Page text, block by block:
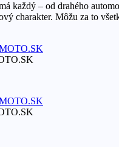
každý – od drahého
charakter. Môžu za to